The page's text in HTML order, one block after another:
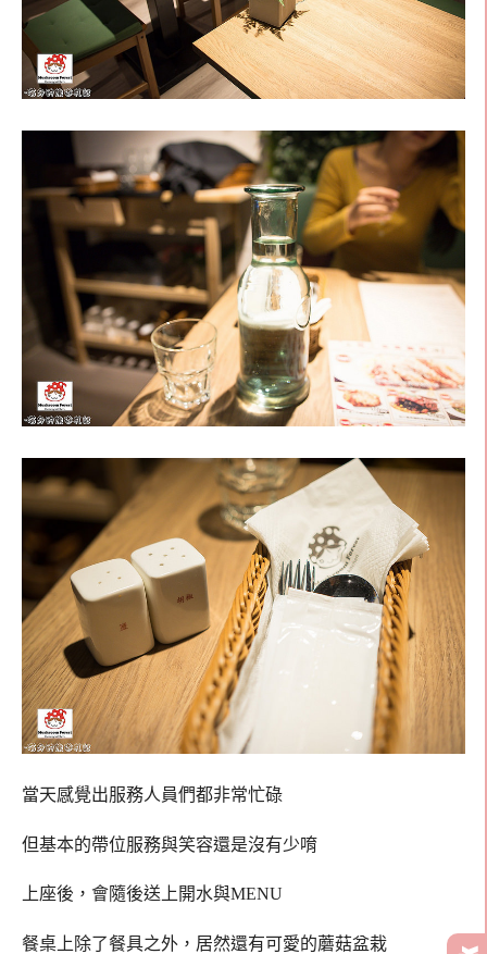
當天感覺出服務人員們都非常忙碌
但基本的帶位服務與笑容還是沒有少唷
上座後，會隨後送上開水與MENU
餐桌上除了餐具之外，居然還有可愛的蘑菇盆栽